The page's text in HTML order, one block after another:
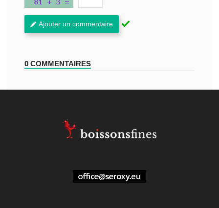
Ajouter un commentaire
0 COMMENTAIRES